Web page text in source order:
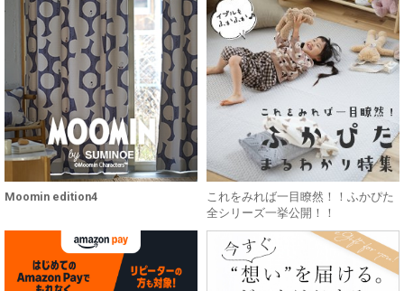
Moomin edition4
これをみれば一目瞭然！！ふかぴた
全シリーズ一挙公開！！